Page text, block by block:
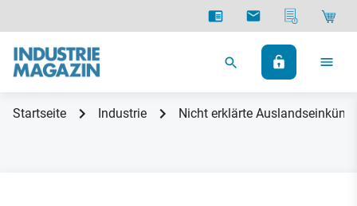
Startseite Industrie Nicht erklärte